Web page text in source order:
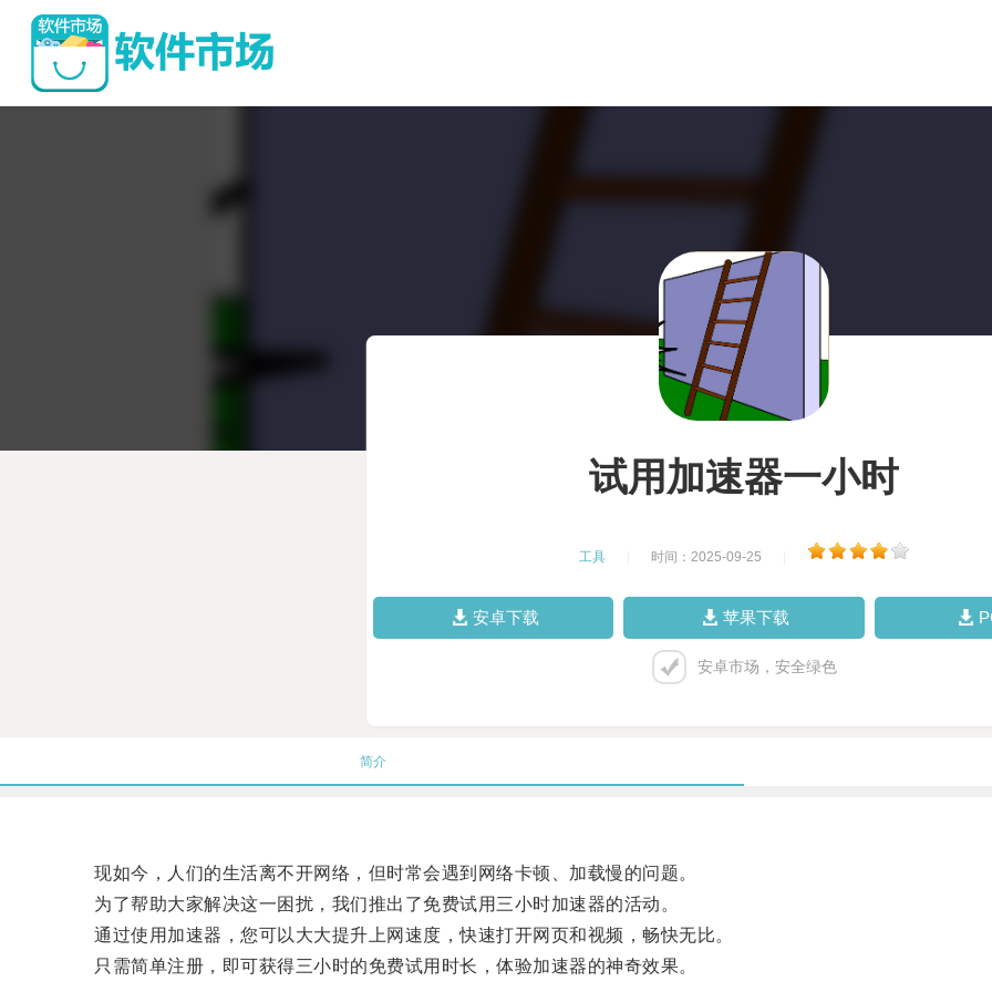
试用加速器一小时
工具 时间：2025-09-25
安卓下载 苹果下载
安卓市场，安全绿色
简介
现如今，人们的生活离不开网络，但时常会遇到网络卡顿、加载慢的问题。
为了帮助大家解决这一困扰，我们推出了免费试用三小时加速器的活动。
通过使用加速器，您可以大大提升上网速度，快速打开网页和视频，畅快无比。
只需简单注册，即可获得三小时的免费试用时长，体验加速器的神奇效果。